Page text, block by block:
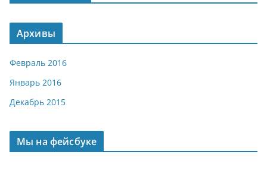
Архивы
Февраль 2016
Январь 2016
Декабрь 2015
Мы на фейсбуке